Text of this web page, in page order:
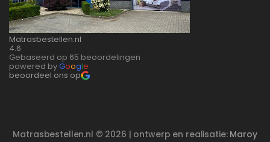
Matrasbestellen.nl
4.6
Gebaseerd op 65 beoordelingen
powered byGoogle
beoordeel ons op
Matrasbestellen.nl © 2026 | ontwerp en realisatie: Maroy